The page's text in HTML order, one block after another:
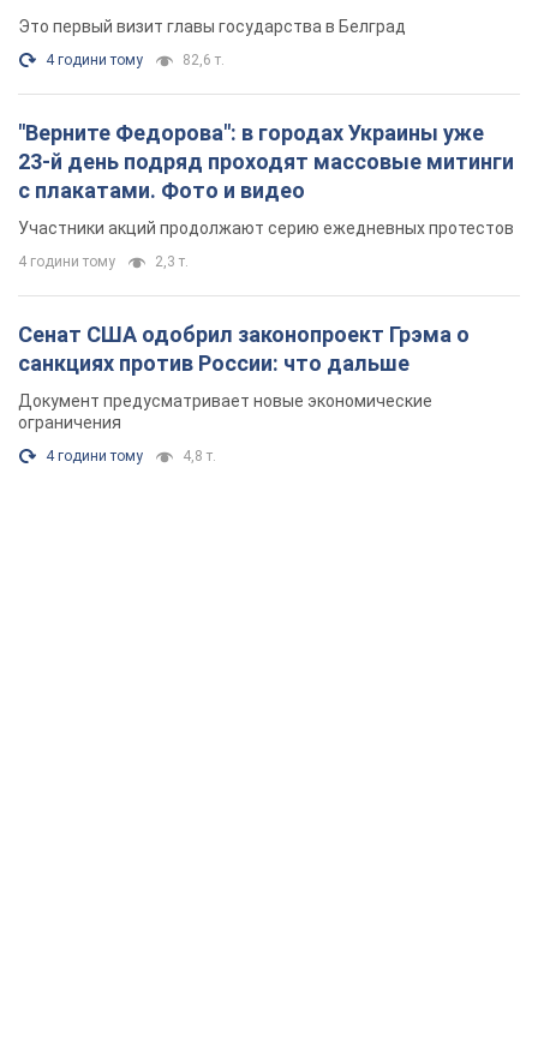
Это первый визит главы государства в Белград
4 години тому 82,6 т.
"Верните Федорова": в городах Украины уже
23-й день подряд проходят массовые митинги
с плакатами. Фото и видео
Участники акций продолжают серию ежедневных протестов
4 години тому 2,3 т.
Сенат США одобрил законопроект Грэма о
санкциях против России: что дальше
Документ предусматривает новые экономические
ограничения
4 години тому 4,8 т.